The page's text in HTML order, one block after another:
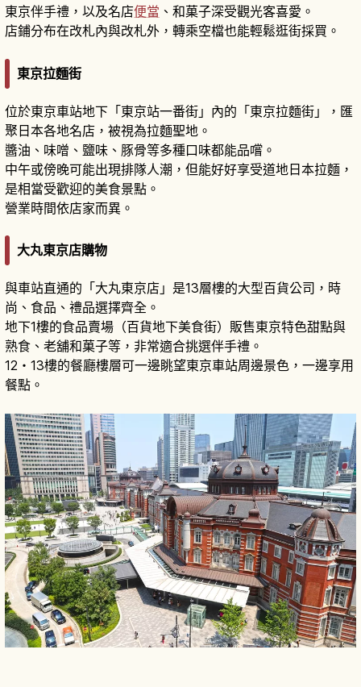
東京伴手禮，以及名店便當 、和菓子深受觀光客喜愛。
店鋪分布在改札內與改札外，轉乘空檔也能輕鬆逛街採買。
東京拉麵街
位於東京車站地下「東京站一番街」內的「東京拉麵街」，匯
聚日本各地名店，被視為拉麵聖地。
醬油、味噌、鹽味、豚骨等多種口味都能品嚐。
中午或傍晚可能出現排隊人潮，但能好好享受道地日本拉麵，
是相當受歡迎的美食景點。
營業時間依店家而異。
大丸東京店購物
與車站直通的「大丸東京店」是13層樓的大型百貨公司，時
尚、食品、禮品選擇齊全。
地下1樓的食品賣場（百貨地下美食街）販售東京特色甜點與
熟食、老舖和菓子等，非常適合挑選伴手禮。
12・13樓的餐廳樓層可一邊眺望東京車站周邊景色，一邊享用
餐點。